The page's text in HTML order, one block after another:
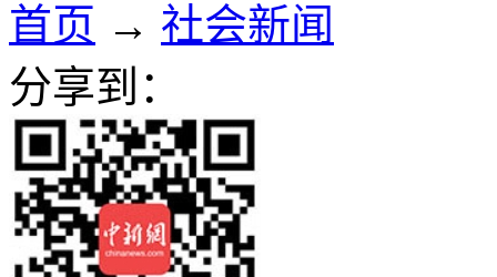
首页 → 社会新闻
分享到：